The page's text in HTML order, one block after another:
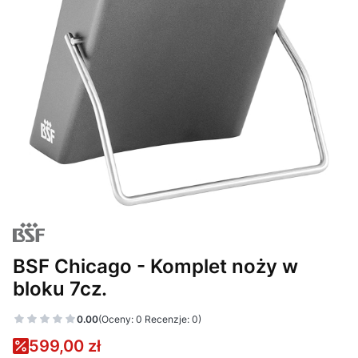
BSF Chicago - Komplet noży w
bloku 7cz.
0.00(Oceny: 0 Recenzje: 0)
599,00 zł